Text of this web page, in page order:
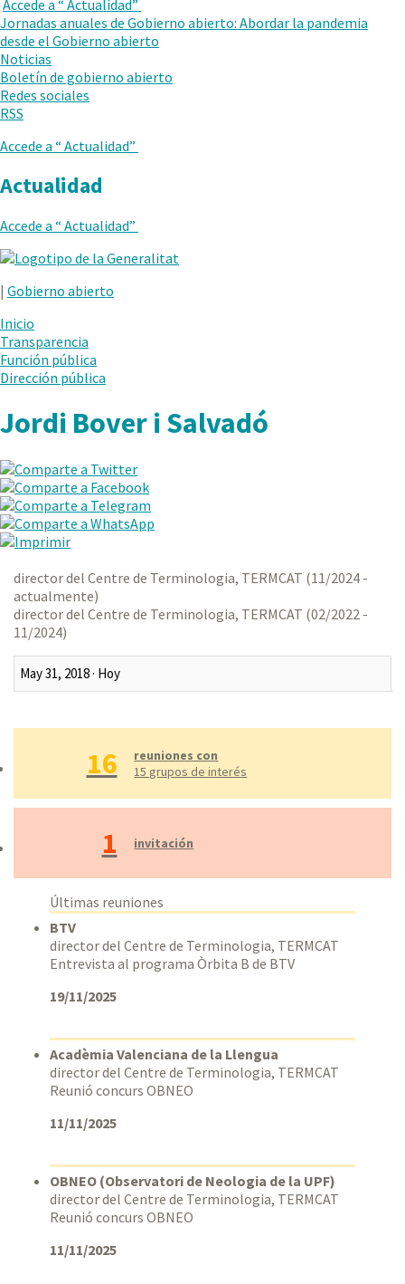
en
una
nueva
VUELVE
AL
NIVEL
ANTERIOR
Accede a “ Actualidad”
Jornadas anuales de Gobierno abierto: Abordar la pandemia
desde el Gobierno abierto
Noticias
Boletín de gobierno abierto
Redes sociales
RSS
Accede a “ Actualidad”
Actualidad
Accede a “ Actualidad”
.
en
nueva
ventana.
| Gobierno abierto
Inicio
Transparencia
Función pública
Dirección pública
Jordi Bover i Salvadó
director del Centre de Terminologia, TERMCAT (11/2024 -
actualmente)
director del Centre de Terminologia, TERMCAT (02/2022 -
11/2024)
Últimos tres meses
Rango personalizado
16
reuniones con
15 grupos de interés
1 invitación
Últimas reuniones
BTV
director del Centre de Terminologia, TERMCAT
Entrevista al programa Òrbita B de BTV
19/11/2025
Acadèmia Valenciana de la Llengua
director del Centre de Terminologia, TERMCAT
Reunió concurs OBNEO
11/11/2025
OBNEO (Observatori de Neologia de la UPF)
director del Centre de Terminologia, TERMCAT
Reunió concurs OBNEO
11/11/2025